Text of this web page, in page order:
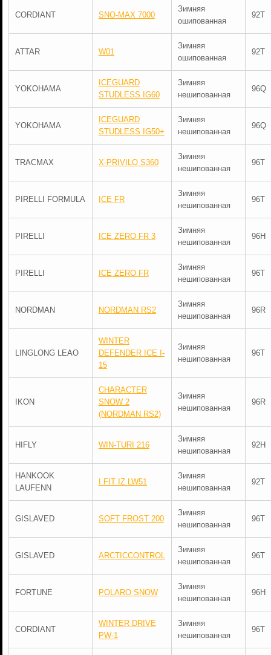
CORDIANT SNO-MAX 7000
Зимняя
ошипованная
92T
ATTAR W01
Зимняя
ошипованная
92T
YOKOHAMA
ICEGUARD
STUDLESS IG60
Зимняя
нешипованная
96Q
YOKOHAMA
ICEGUARD
STUDLESS IG50+
Зимняя
нешипованная
96Q
TRACMAX X-PRIVILO S360
Зимняя
нешипованная
96T
PIRELLI FORMULA ICE FR
Зимняя
нешипованная
96T
PIRELLI ICE ZERO FR 3
Зимняя
нешипованная
96H
PIRELLI ICE ZERO FR
Зимняя
нешипованная
96T
NORDMAN NORDMAN RS2
Зимняя
нешипованная
96R
LINGLONG LEAO
WINTER
DEFENDER ICE I-
15
Зимняя
нешипованная
96T
IKON
CHARACTER
SNOW 2
(NORDMAN RS2)
Зимняя
нешипованная
96R
HIFLY WIN-TURI 216
Зимняя
нешипованная
92H
HANKOOK
LAUFENN
I FIT IZ LW51
Зимняя
нешипованная
92T
GISLAVED SOFT FROST 200
Зимняя
нешипованная
96T
GISLAVED ARCTICCONTROL
Зимняя
нешипованная
96T
FORTUNE POLARO SNOW
Зимняя
нешипованная
96H
CORDIANT
WINTER DRIVE
PW-1
Зимняя
нешипованная
96T